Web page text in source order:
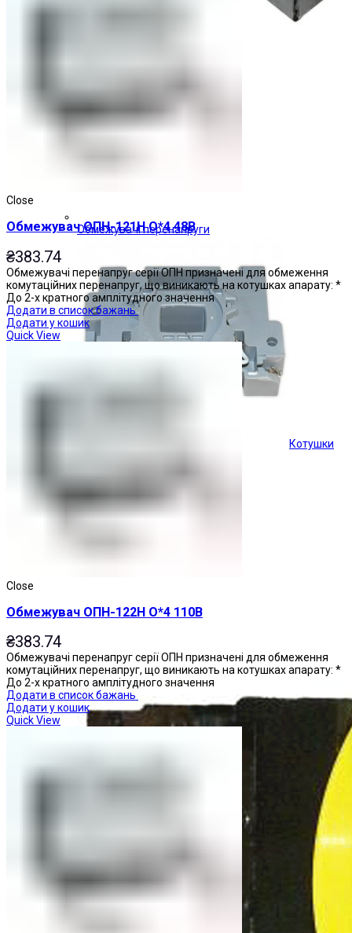
Обмежувачі перенапруги
Котушки
Close
Обмежувач ОПН-121Н О*4 48В
₴383.74
Обмежувачі перенапруг серії ОПН призначені для обмеження
комутаційних перенапруг, що виникають на котушках апарату: *
До 2-х кратного амплітудного значення
Додати в список бажань
Додати у кошик
Quick View
Close
Обмежувач ОПН-122Н О*4 110В
₴383.74
Обмежувачі перенапруг серії ОПН призначені для обмеження
комутаційних перенапруг, що виникають на котушках апарату: *
До 2-х кратного амплітудного значення
Додати в список бажань
Додати у кошик
Quick View